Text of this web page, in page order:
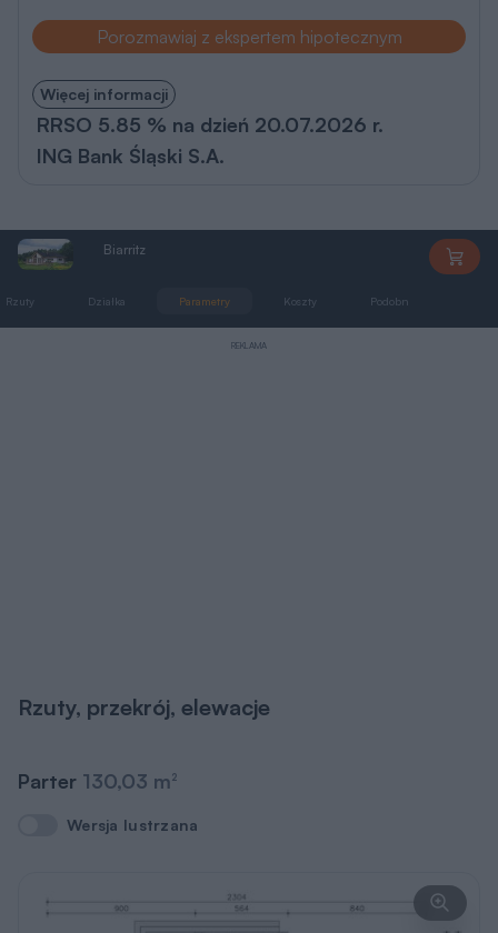
Porozmawiaj z ekspertem hipotecznym
Więcej informacji
RRSO 5.85 % na dzień 20.07.2026 r.
ING Bank Śląski S.A.
Biarritz
Rzuty Działka Parametry Koszty Podobne
REKLAMA
Rzuty, przekrój, elewacje
Parter 130,03 m2
Wersja lustrzana
Wersja lustrzana